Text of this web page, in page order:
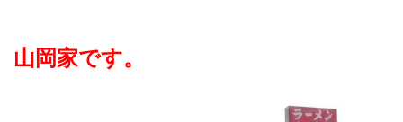
山岡家です。